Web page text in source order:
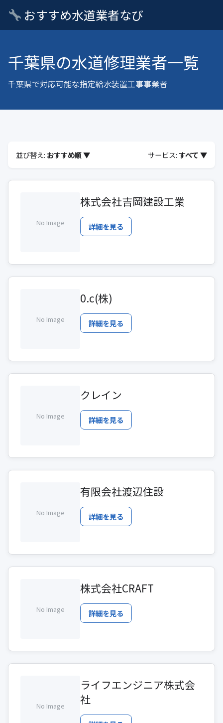
おすすめ水道業者なび
千葉県の水道修理業者一覧
千葉県で対応可能な指定給水装置工事事業者
並び替え: おすすめ順 ▼ サービス: すべて ▼
No Image
株式会社吉岡建設工業
詳細を見る
No Image
0.c(株)
詳細を見る
No Image
クレイン
詳細を見る
No Image
有限会社渡辺住設
詳細を見る
No Image
株式会社CRAFT
詳細を見る
No Image
ライフエンジニア株式会
社